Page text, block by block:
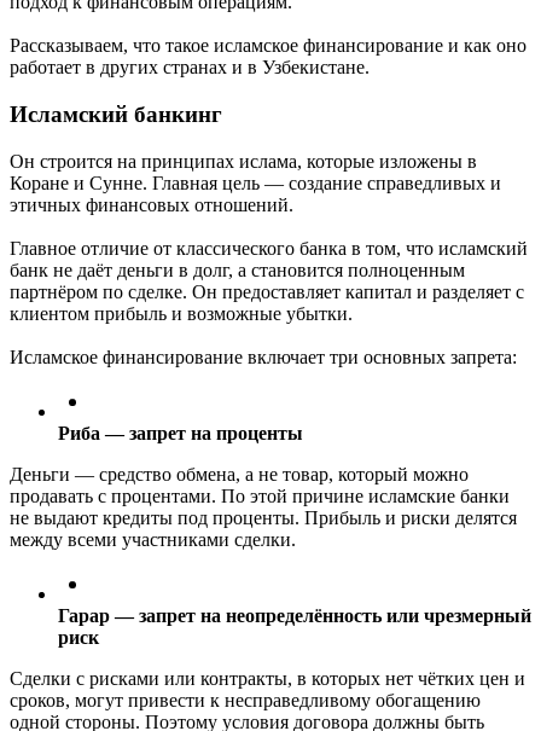
Рассказываем, что такое исламское финансирование и как оно
работает в других странах и в Узбекистане.
Исламский банкинг
Он строится на принципах ислама, которые изложены в
Коране и Сунне. Главная цель — создание справедливых и
этичных финансовых отношений.
Главное отличие от классического банка в том, что исламский
банк не даёт деньги в долг, а становится полноценным
партнёром по сделке. Он предоставляет капитал и разделяет с
клиентом прибыль и возможные убытки.
Исламское финансирование включает три основных запрета:
Риба — запрет на проценты
Деньги — средство обмена, а не товар, который можно
продавать с процентами. По этой причине исламские банки
не выдают кредиты под проценты. Прибыль и риски делятся
между всеми участниками сделки.
Гарар — запрет на неопределённость или чрезмерный
риск
Сделки с рисками или контракты, в которых нет чётких цен и
сроков, могут привести к несправедливому обогащению
одной стороны. Поэтому условия договора должны быть